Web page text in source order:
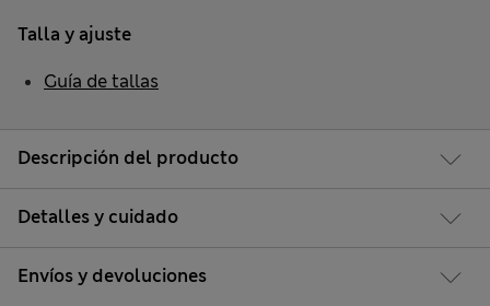
Descripción del producto
Detalles y cuidado
Envíos y devoluciones
Talla y ajuste
Guía de tallas